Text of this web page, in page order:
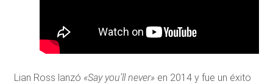
Lian Ross lanzó «Say you’ll never»en 2014 y fue un éxito